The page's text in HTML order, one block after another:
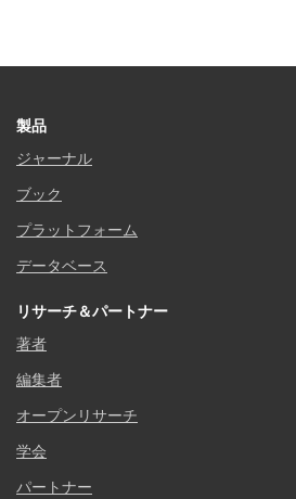
製品
ジャーナル
ブック
プラットフォーム
データベース
リサーチ＆パートナー
著者
編集者
オープンリサーチ
学会
パートナー